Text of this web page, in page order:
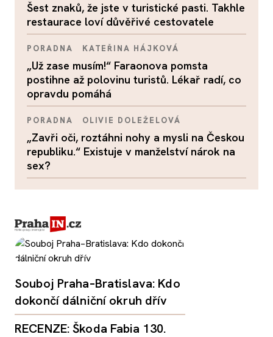
Šest znaků, že jste v turistické pasti. Takhle
restaurace loví důvěřivé cestovatele
PORADNA KATEŘINA HÁJKOVÁ
„Už zase musím!“ Faraonova pomsta
postihne až polovinu turistů. Lékař radí, co
opravdu pomáhá
PORADNA OLIVIE DOLEŽELOVÁ
„Zavři oči, roztáhni nohy a mysli na Českou
republiku.“ Existuje v manželství nárok na
sex?
Souboj Praha–Bratislava: Kdo
dokončí dálniční okruh dřív
RECENZE: Škoda Fabia 130.